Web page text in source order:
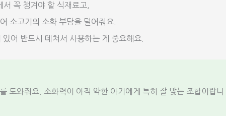
꼭 챙겨야 할 식재료고,
소고기의 소화 부담을 덜어줘요.
어 반드시 데쳐서 사용하는 게 중요해요.
도와줘요. 소화력이 아직 약한 아기에게 특히 잘 맞는 조합이랍니